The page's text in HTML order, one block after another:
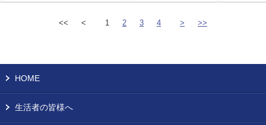
<< < 1 2 3 4 > >>
HOME
生活者の皆様へ